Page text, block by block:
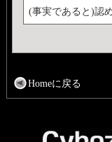
(事実であると)認
Homeに戻る